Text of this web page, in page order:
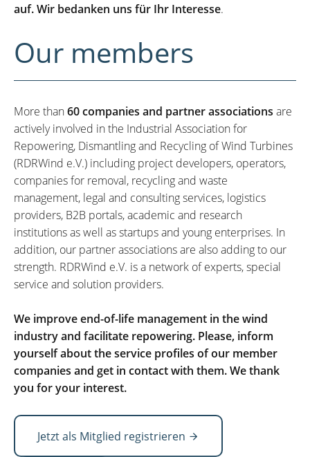
auf. Wir bedanken uns für Ihr Interesse.
Our members
More than60 companies and partner associations are
actively involved in the Industrial Association for
Repowering, Dismantling and Recycling of Wind Turbines
(RDRWind e.V.) including project developers, operators,
companies for removal, recycling and waste
management, legal and consulting services, logistics
providers, B2B portals, academic and research
institutions as well as startups and young enterprises. In
addition, our partner associations are also adding to our
strength. RDRWind e.V. is a network of experts, special
service and solution providers.
We improve end-of-life management in the wind
industry and facilitate repowering. Please, inform
yourself about the service profiles of our member
companies and get in contact with them. We thank
you for your interest.
Jetzt als Mitglied registrieren